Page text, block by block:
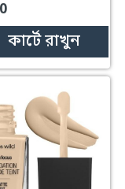
কার্টে রাখুন